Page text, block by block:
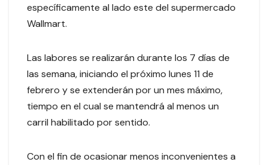
específicamente al lado este del supermercado
Wallmart.
Las labores se realizarán durante los 7 días de
las semana, iniciando el próximo lunes 11 de
febrero y se extenderán por un mes máximo,
tiempo en el cual se mantendrá al menos un
carril habilitado por sentido.
Con el fin de ocasionar menos inconvenientes a